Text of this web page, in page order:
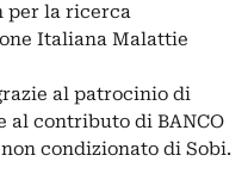
per la ricerca
Italiana Malattie
al patrocinio di
al contributo di BANCO
condizionato di Sobi.